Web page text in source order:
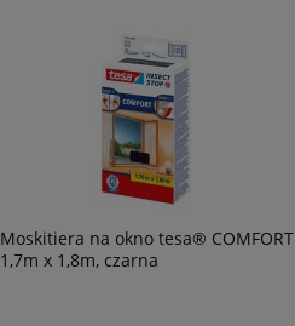
Moskitiera na okno tesa® COMFORT
1,7m x 1,8m, czarna